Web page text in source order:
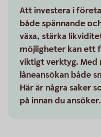
Att investera i
både spännande
växa, stärka
möjligheter kan ett
viktigt verktyg.
låneansökan både
Här är några saker
på innan du ansöker.